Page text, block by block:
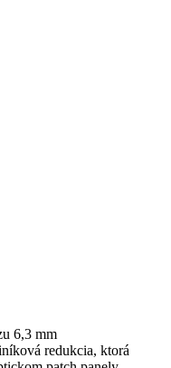
6,3 mm
redukcia, ktorá